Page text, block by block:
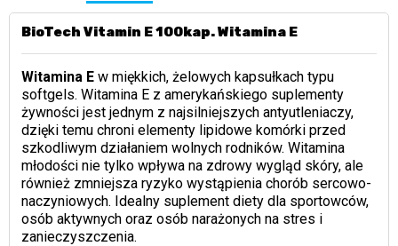
BioTech Vitamin E 100kap. Witamina E
Witamina Ew miękkich, żelowych kapsułkach typu
softgels. Witamina E z amerykańskiego suplementy
żywności jest jednym z najsilniejszych antyutleniaczy,
dzięki temu chroni elementy lipidowe komórki przed
szkodliwym działaniem wolnych rodników. Witamina
młodości nie tylko wpływa na zdrowy wygląd skóry, ale
również zmniejsza ryzyko wystąpienia chorób sercowo-
naczyniowych. Idealny suplement diety dla sportowców,
osób aktywnych oraz osób narażonych na stres i
zanieczyszczenia.